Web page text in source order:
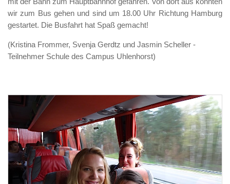
wir zum Bus gehen und sind um 18.00 Uhr Richtung Hamburg
gestartet. Die Busfahrt hat Spaß gemacht!
(Kristina Frommer, Svenja Gerdtz und Jasmin Scheller -
Teilnehmer Schule des Campus Uhlenhorst)